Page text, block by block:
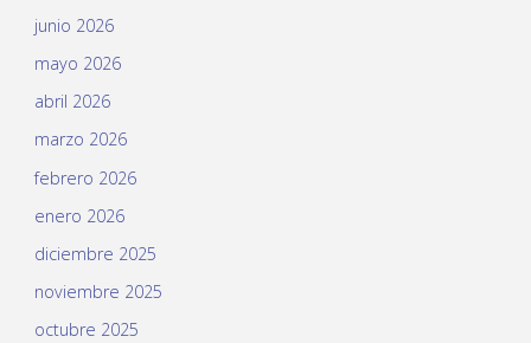
junio 2026
mayo 2026
abril 2026
marzo 2026
febrero 2026
enero 2026
diciembre 2025
noviembre 2025
octubre 2025